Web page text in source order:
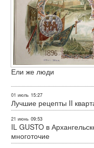
Ели же люди
01 июль 15:27
Лучшие рецепты II
21 июнь 09:53
IL GUSTO в
многоточие